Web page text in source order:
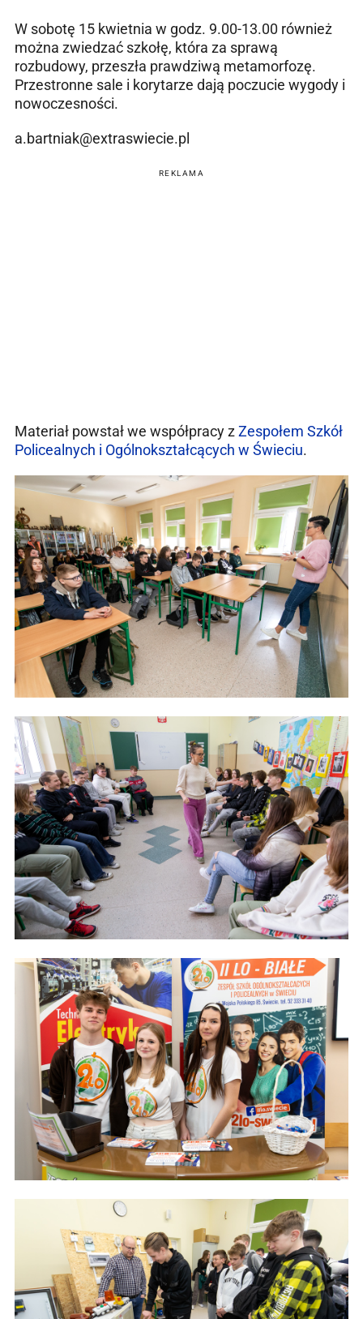
W sobotę 15 kwietnia w godz. 9.00-13.00 również
można zwiedzać szkołę, która za sprawą
rozbudowy, przeszła prawdziwą metamorfozę.
Przestronne sale i korytarze dają poczucie wygody i
nowoczesności.
a.bartniak@extraswiecie.pl
REKLAMA
Materiał powstał we współpracy zZespołem Szkół
Policealnych i Ogólnokształcących w Świeciu.